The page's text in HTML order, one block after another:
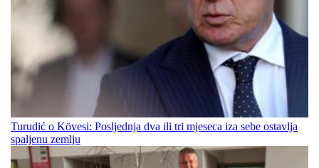
Turudić o Kövesi: Posljednja dva ili tri mjeseca iza sebe ostavlja
spaljenu zemlju